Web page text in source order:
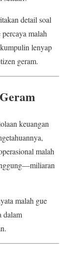
detail soal
malah
lenyap
geram.
keuangan
malah
malah gue
dalam